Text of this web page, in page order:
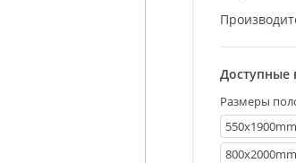
Доступные
Размеры
550х1900mm
800х2000mm